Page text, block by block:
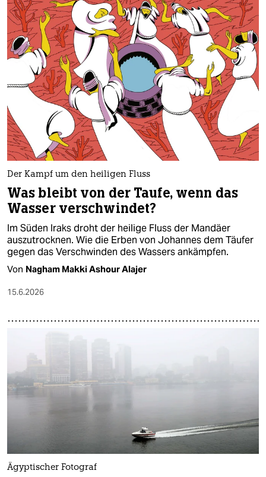
Der Kampf um den heiligen Fluss
Was bleibt von der Taufe, wenn das
Wasser verschwindet?
Im Süden Iraks droht der heilige Fluss der Mandäer
auszutrocknen. Wie die Erben von Johannes dem Täufer
gegen das Verschwinden des Wassers ankämpfen.
Von Nagham Makki Ashour Alajer
15.6.2026
Ägyptischer Fotograf